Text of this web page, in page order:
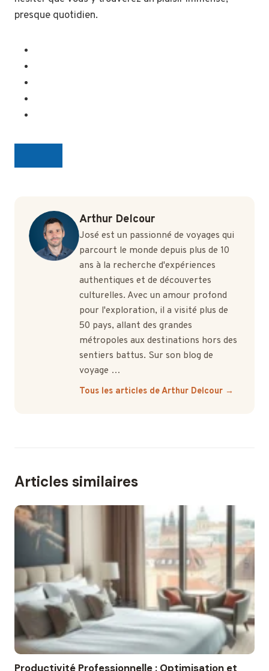
presque quotidien.
Arthur Delcour
José est un passionné de voyages qui
parcourt le monde depuis plus de 10
ans à la recherche d'expériences
authentiques et de découvertes
culturelles. Avec un amour profond
pour l'exploration, il a visité plus de
50 pays, allant des grandes
métropoles aux destinations hors des
sentiers battus. Sur son blog de
voyage …
Tous les articles de Arthur Delcour →
Articles similaires
Productivité Professionnelle : Optimisation et